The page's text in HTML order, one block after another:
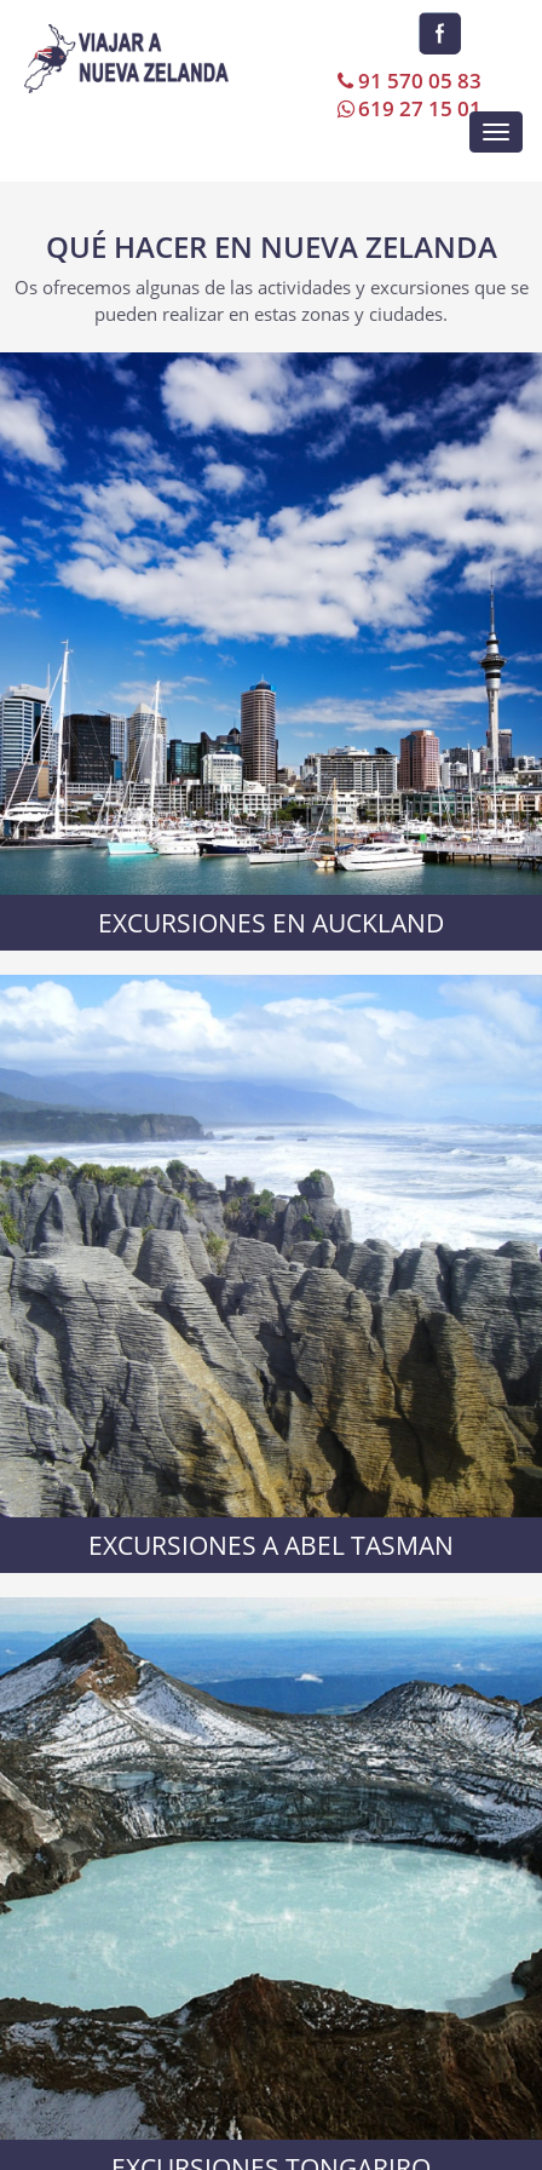
91 570 05 83
619 27 15 01
QUÉ HACER EN NUEVA ZELANDA
Os ofrecemos algunas de las actividades y excursiones que se
pueden realizar en estas zonas y ciudades.
EXCURSIONES EN AUCKLAND
EXCURSIONES A ABEL TASMAN